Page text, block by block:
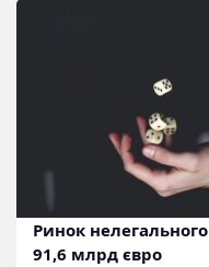
Ринок
91,6 млрд євро